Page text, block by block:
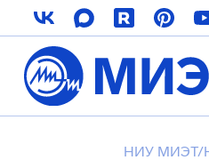
НИУ МИЭТ/